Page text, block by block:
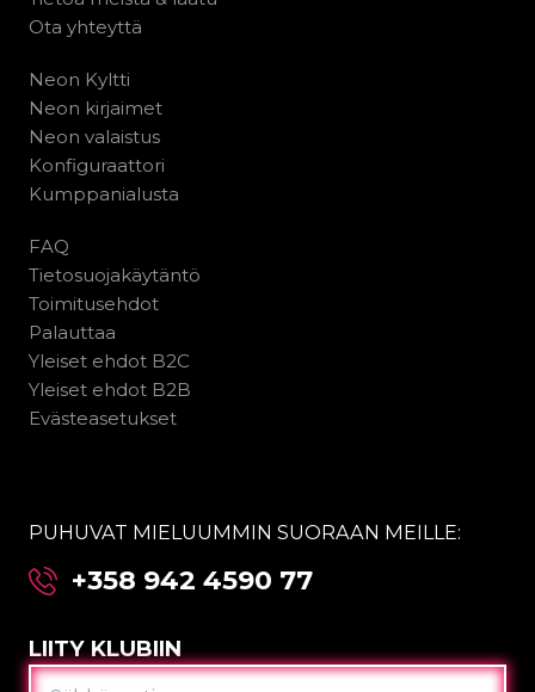
Ota yhteyttä
Neon Kyltti
Neon kirjaimet
Neon valaistus
Konfiguraattori
Kumppanialusta
FAQ
Tietosuojakäytäntö
Toimitusehdot
Palauttaa
Yleiset ehdot B2C
Yleiset ehdot B2B
Evästeasetukset
PUHUVAT MIELUUMMIN SUORAAN MEILLE:
+358 942 4590 77
LIITY KLUBIIN
SÄHKÖPOSTI